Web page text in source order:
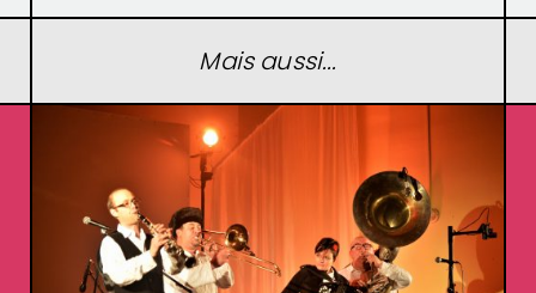
Mais aussi...